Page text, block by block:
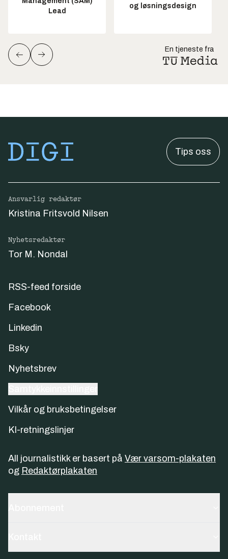
Lead
og løsningsdesign
En tjeneste fra
Tips oss
Ansvarlig redaktør
Kristina Fritsvold Nilsen
Nyhetsredaktør
Tor M. Nondal
RSS-feed forside
Facebook
Linkedin
Bsky
Nyhetsbrev
Vilkår og bruksbetingelser
KI-retningslinjer
All journalistikk er basert på Vær varsom-plakaten
og Redaktørplakaten